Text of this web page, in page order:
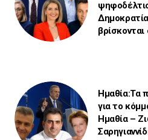
Ημαθία:Τα
για το
Ημαθία –